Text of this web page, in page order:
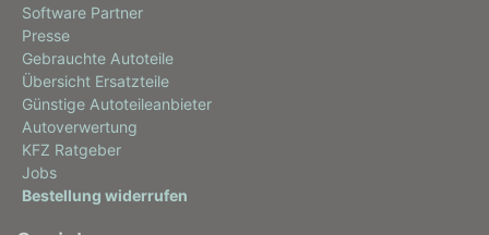
Software Partner
Presse
Gebrauchte Autoteile
Übersicht Ersatzteile
Günstige Autoteileanbieter
Autoverwertung
KFZ Ratgeber
Jobs
Bestellung widerrufen